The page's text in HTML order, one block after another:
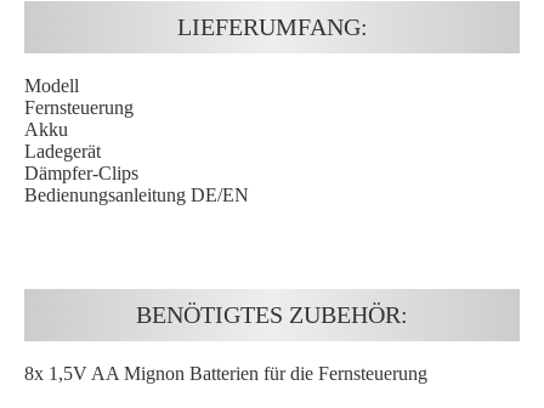
LIEFERUMFANG:
Modell
Fernsteuerung
Akku
Ladegerät
Dämpfer-Clips
Bedienungsanleitung DE/EN
BENÖTIGTES ZUBEHÖR:
8x 1,5V AA Mignon Batterien für die Fernsteuerung